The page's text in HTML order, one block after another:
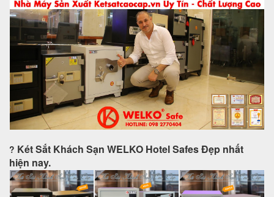
? Két Sắt Khách Sạn WELKO Hotel Safes Đẹp nhất
hiện nay.